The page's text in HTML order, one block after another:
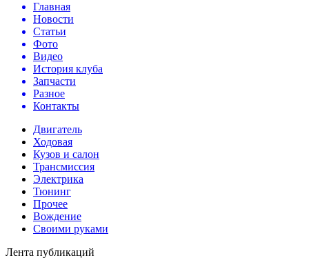
Главная
Новости
Статьи
Фото
Видео
История клуба
Запчасти
Разное
Контакты
Двигатель
Ходовая
Кузов и салон
Трансмиссия
Электрика
Тюнинг
Прочее
Вождение
Своими руками
Лента публикаций